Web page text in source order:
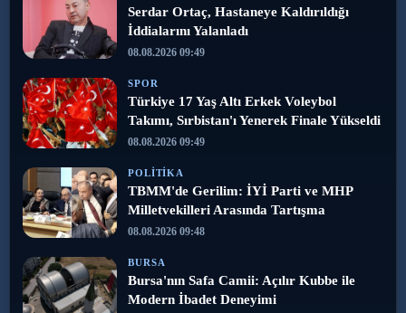
Serdar Ortaç, Hastaneye Kaldırıldığı
İddialarını Yalanladı
08.08.2026 09:49
SPOR
Türkiye 17 Yaş Altı Erkek Voleybol
Takımı, Sırbistan'ı Yenerek Finale Yükseldi
08.08.2026 09:49
POLITIKA
TBMM'de Gerilim: İYİ Parti ve MHP
Milletvekilleri Arasında Tartışma
08.08.2026 09:48
BURSA
Bursa'nın Safa Camii: Açılır Kubbe ile
Modern İbadet Deneyimi